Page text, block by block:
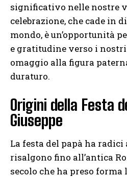
significativo nelle nostre
celebrazione, che cade in
mondo, è un’opportunità
e gratitudine verso i
omaggio alla figura
duraturo.
Origini della Festa
Giuseppe
La festa del papà ha
risalgono fino all’antica
secolo che ha preso forma